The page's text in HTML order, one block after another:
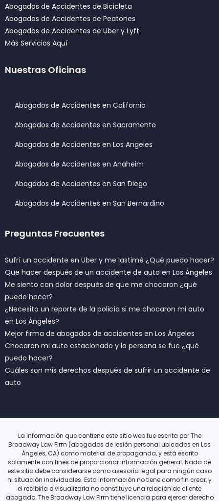
Abogados de Accidentes de Bicicleta
Abogados de Accidentes de Peatones
Abogados de Accidentes de Uber y Lyft
Más Servicios Aquí
Nuestras Oficinas
Abogados de Accidentes en California
Abogados de Accidentes en Sacramento
Abogados de Accidentes en Los Angeles
Abogados de Accidentes en Anaheim
Abogados de Accidentes en San Diego
Abogados de Accidentes en San Bernardino
Preguntas Frecuentes
Sufrí un accidente en Uber y me lastimé ¿Qué puedo hacer?
Que hacer después de un accidente de auto en Los Ángeles
Me siento con dolor después de que me chocaron ¿qué
puedo hacer?
¿Necesito un reporte de la policía si me chocaron mi auto
en Los Ángeles?
Mejor firma de abogados de accidentes en Los Ángeles
Chocaron mi auto estacionado y la persona se fue ¿qué
puedo hacer?
Cuáles son mis derechos después de sufrir un accidente de
auto
La información que contiene este sitio web fue escrita por The
Broadway Law Firm (abogados de lesión personal ubicados en Los
Ángeles, CA) como material de propaganda, y está escrito
solamente con fines de proporcionar información general. Nada de
este sitio debe considerarse como asesoría legal para ningún caso
ni situación individuales. Esta información no tiene como fin crear, y
el recibirla o visualizarla no constituye una relación de cliente
abogado. The Broadway Law Firm tiene licencia para ejercer derecho